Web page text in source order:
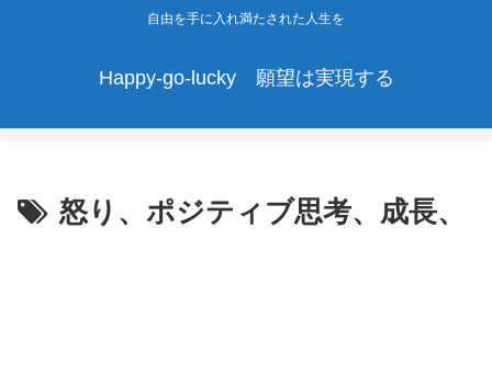
自由を手に入れ満たされた人生を
Happy-go-lucky 願望は実現する
怒り、ポジティブ思考、成長、